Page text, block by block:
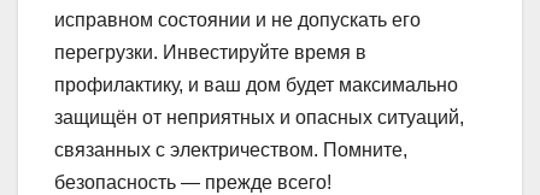
исправном состоянии и не допускать его
перегрузки. Инвестируйте время в
профилактику, и ваш дом будет максимально
защищён от неприятных и опасных ситуаций,
связанных с электричеством. Помните,
безопасность — прежде всего!